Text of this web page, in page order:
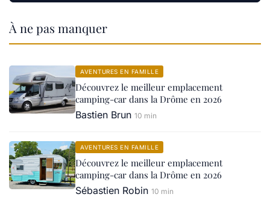
À ne pas manquer
AVENTURES EN FAMILLE
Découvrez le meilleur emplacement
camping-car dans la Drôme en 2026
Bastien Brun 10 min
AVENTURES EN FAMILLE
Découvrez le meilleur emplacement
camping-car dans la Drôme en 2026
Sébastien Robin 10 min